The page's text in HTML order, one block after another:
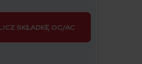
SKŁADKĘ OC/AC